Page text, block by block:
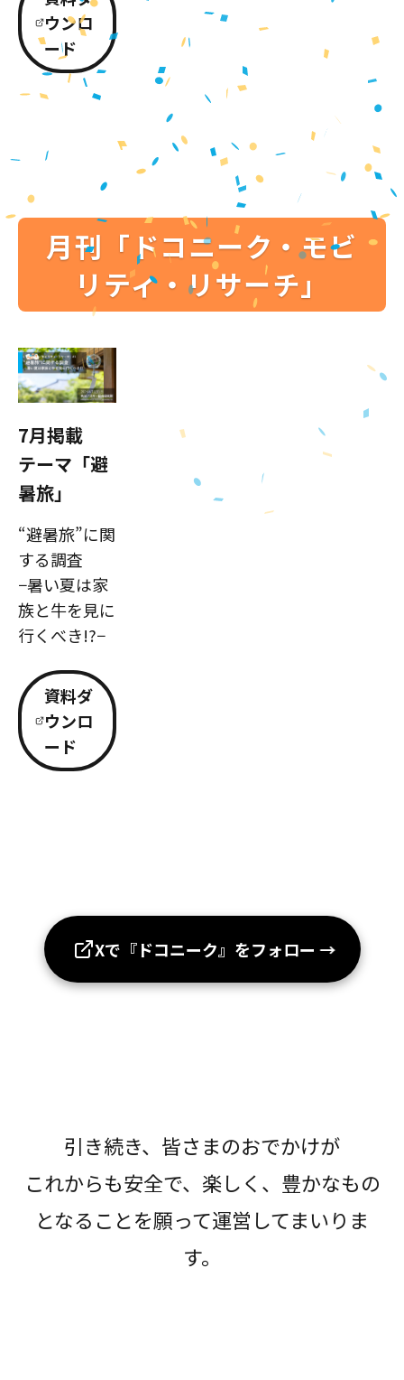
ウンロ
ード
月刊「ドコニーク・モビ
リティ・リサーチ」
7月掲載
テーマ「避
暑旅」
“避暑旅”に関
する調査
−暑い夏は家
族と牛を見に
行くべき!?−
資料ダ
ウンロ
ード
Xで『ドコニーク』をフォロー →
引き続き、皆さまのおでかけが
これからも安全で、楽しく、豊かなもの
となることを願って運営してまいりま
す。